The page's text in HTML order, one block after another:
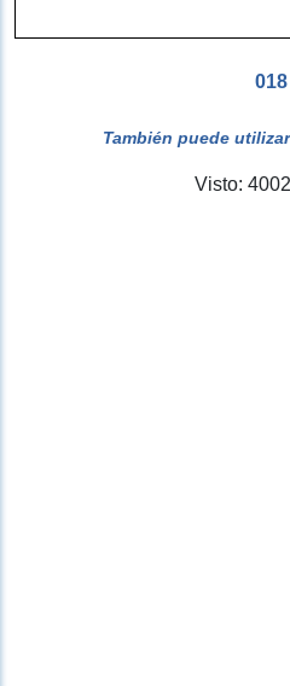
018
También puede
Visto: